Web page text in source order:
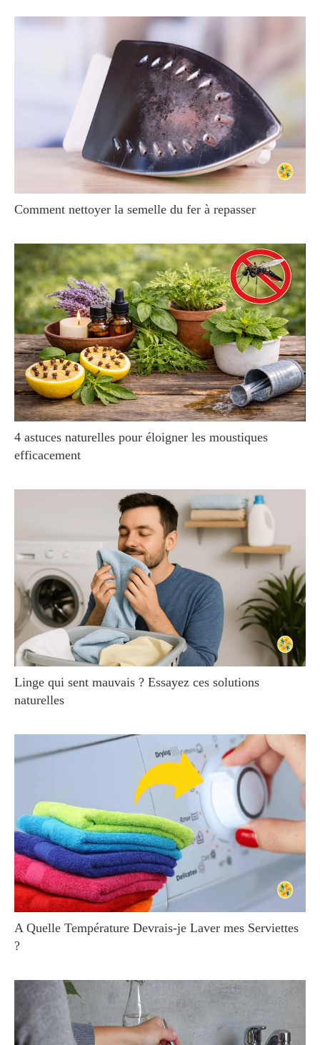
Comment nettoyer la semelle du fer à repasser
4 astuces naturelles pour éloigner les moustiques
efficacement
Linge qui sent mauvais ? Essayez ces solutions
naturelles
A Quelle Température Devrais-je Laver mes Serviettes
?